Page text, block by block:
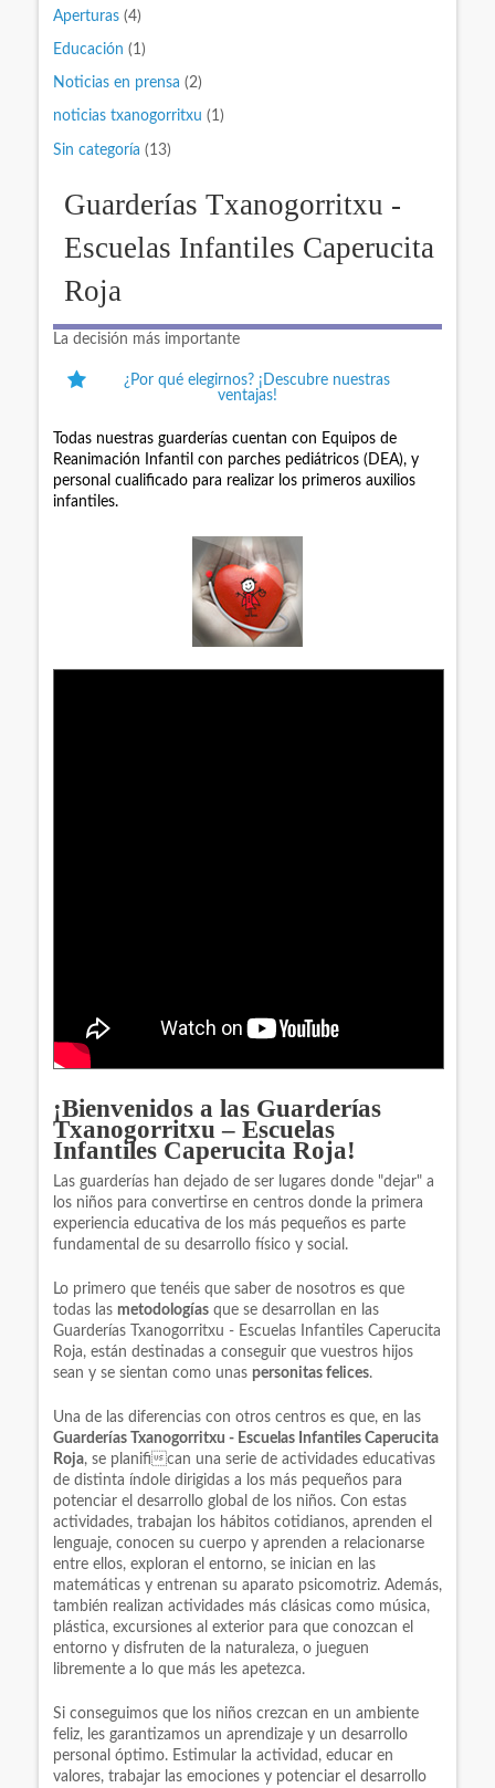
Aperturas (4)
Educación (1)
Noticias en prensa (2)
noticias txanogorritxu (1)
Sin categoría (13)
Guarderías Txanogorritxu -
Escuelas Infantiles Caperucita
Roja
La decisión más importante
¿Por qué elegirnos? ¡Descubre nuestras
ventajas!
Todas nuestras guarderías cuentan con Equipos de
Reanimación Infantil con parches pediátricos (DEA), y
personal cualificado para realizar los primeros auxilios
infantiles.
¡Bienvenidos a las Guarderías
Txanogorritxu – Escuelas
Infantiles Caperucita Roja!
Las guarderías han dejado de ser lugares donde "dejar" a
los niños para convertirse en centros donde la primera
experiencia educativa de los más pequeños es parte
fundamental de su desarrollo físico y social.
Lo primero que tenéis que saber de nosotros es que
todas las metodologías que se desarrollan en las
Guarderías Txanogorritxu - Escuelas Infantiles Caperucita
Roja, están destinadas a conseguir que vuestros hijos
sean y se sientan como unas personitas felices.
Una de las diferencias con otros centros es que, en las
Guarderías Txanogorritxu - Escuelas Infantiles Caperucita
Roja, se planifican una serie de actividades educativas
de distinta índole dirigidas a los más pequeños para
potenciar el desarrollo global de los niños. Con estas
actividades, trabajan los hábitos cotidianos, aprenden el
lenguaje, conocen su cuerpo y aprenden a relacionarse
entre ellos, exploran el entorno, se inician en las
matemáticas y entrenan su aparato psicomotriz. Además,
también realizan actividades más clásicas como música,
plástica, excursiones al exterior para que conozcan el
entorno y disfruten de la naturaleza, o jueguen
libremente a lo que más les apetezca.
Si conseguimos que los niños crezcan en un ambiente
feliz, les garantizamos un aprendizaje y un desarrollo
personal óptimo. Estimular la actividad, educar en
valores, trabajar las emociones y potenciar el desarrollo